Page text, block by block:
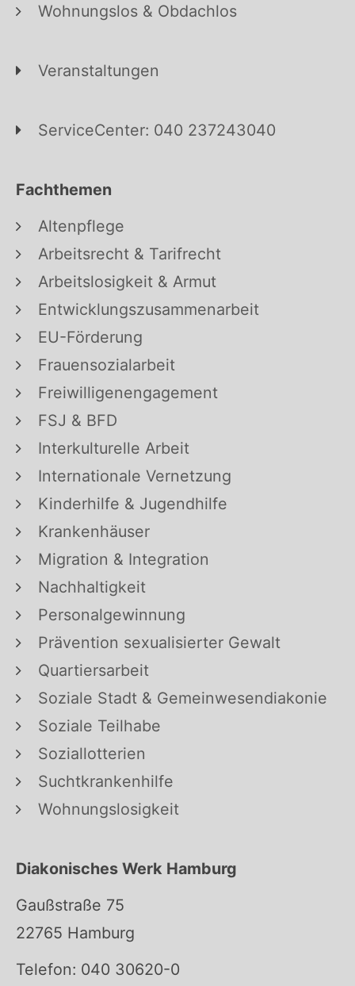
Wohnungslos & Obdachlos
Veranstaltungen
ServiceCenter: 040 237243040
Fachthemen
Altenpflege
Arbeitsrecht & Tarifrecht
Arbeitslosigkeit & Armut
Entwicklungszusammenarbeit
EU-Förderung
Frauensozialarbeit
Freiwilligenengagement
FSJ & BFD
Interkulturelle Arbeit
Internationale Vernetzung
Kinderhilfe & Jugendhilfe
Krankenhäuser
Migration & Integration
Nachhaltigkeit
Personalgewinnung
Prävention sexualisierter Gewalt
Quartiersarbeit
Soziale Stadt & Gemeinwesendiakonie
Soziale Teilhabe
Soziallotterien
Suchtkrankenhilfe
Wohnungslosigkeit
Diakonisches Werk Hamburg
Gaußstraße 75
22765 Hamburg
Telefon: 040 30620-0